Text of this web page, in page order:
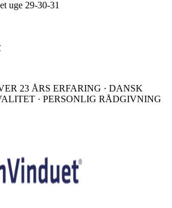
uge 29-30-31
23 ÅRS ERFARING · DANSK
· PERSONLIG RÅDGIVNING